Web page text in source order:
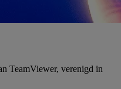
TeamViewer, verenigd in